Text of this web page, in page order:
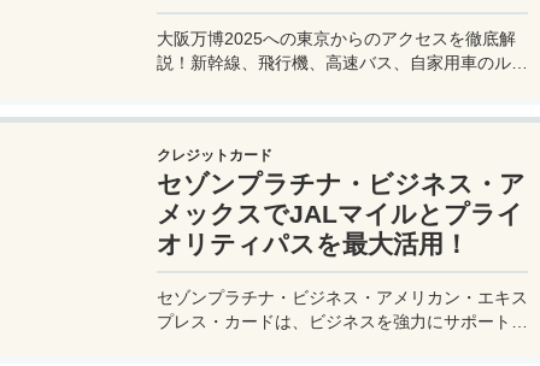
大阪万博2025への東京からのアクセスを徹底解
説！新幹線、飛行機、高速バス、自家用車のルー
クレジットカード
セゾンプラチナ・ビジネス・ア
メックスでJALマイルとプライ
オリティパスを最大活用！
セゾンプラチナ・ビジネス・アメリカン・エキス
プレス・カードは、ビジネスを強力にサポートす